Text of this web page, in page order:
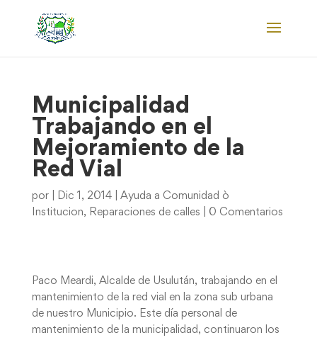
Municipalidad
Trabajando en el
Mejoramiento de la
Red Vial
por Dic 1, 2014| Ayuda a Comunidad ò
Institucion, Reparaciones de calles 0 Comentarios
Paco Meardi, Alcalde de Usulután, trabajando en el
mantenimiento de la red vial en la zona sub urbana
de nuestro Municipio. Este día personal de
mantenimiento de la municipalidad, continuaron los